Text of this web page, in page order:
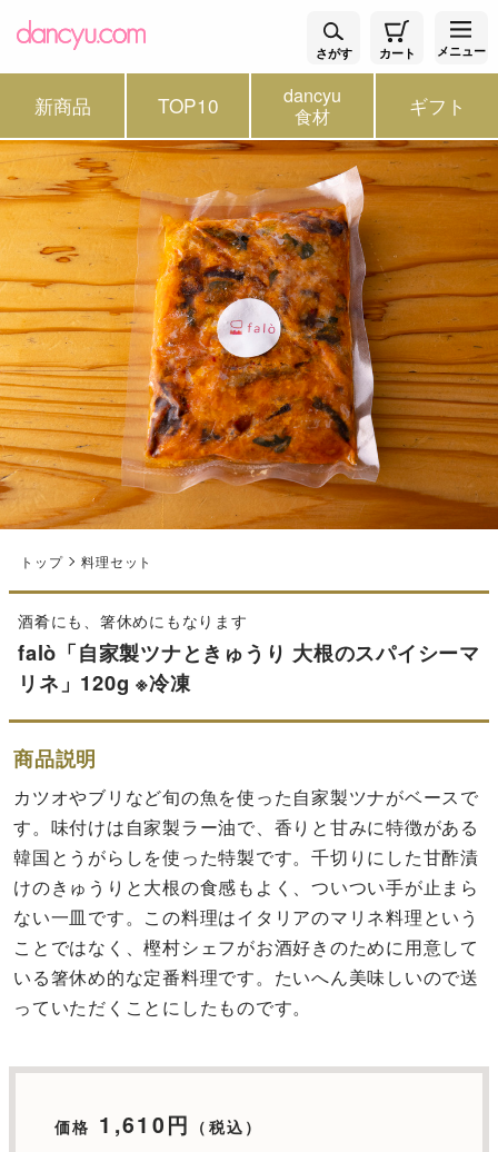
さがす カート メニュー
新商品 TOP10 dancyu
食材 ギフト
トップ 料理セット
酒肴にも、箸休めにもなります
falò「自家製ツナときゅうり 大根のスパイシーマ
リネ」120g ※冷凍
商品説明
カツオやブリなど旬の魚を使った自家製ツナがベースで
す。味付けは自家製ラー油で、香りと甘みに特徴がある
韓国とうがらしを使った特製です。千切りにした甘酢漬
けのきゅうりと大根の食感もよく、ついつい手が止まら
ない一皿です。この料理はイタリアのマリネ料理という
ことではなく、樫村シェフがお酒好きのために用意して
いる箸休め的な定番料理です。たいへん美味しいので送
っていただくことにしたものです。
価格 1,610円 （税込）